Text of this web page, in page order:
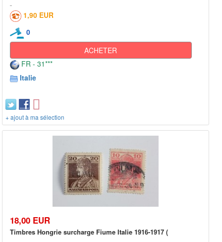
1,90 EUR
0
ACHETER
FR - 31***
Italie
+ ajout à ma sélection
18,00 EUR
Timbres Hongrie surcharge Fiume Italie 1916-1917 (